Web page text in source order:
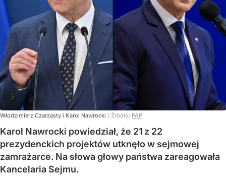
Włodzimierz Czarzasty i Karol Nawrocki / Źródło: PAP
Karol Nawrocki powiedział, że 21 z 22
prezydenckich projektów utknęło w sejmowej
zamrażarce. Na słowa głowy państwa zareagowała
Kancelaria Sejmu.